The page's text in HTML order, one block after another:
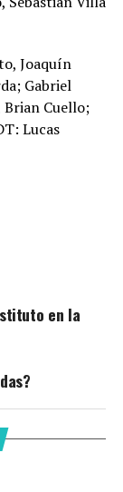
Joaquín
Gabriel
Brian Cuello;
Lucas
en la